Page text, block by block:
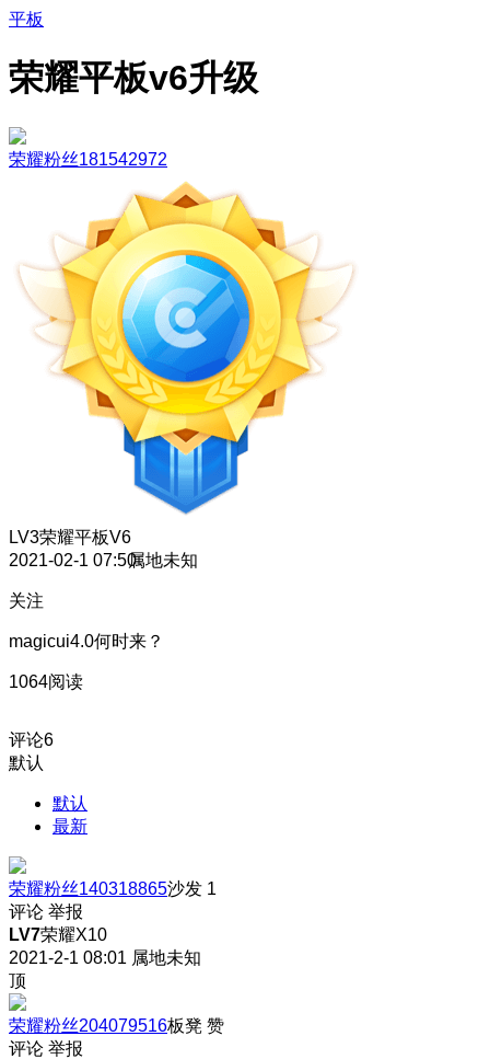
平板
荣耀平板v6升级
荣耀粉丝181542972
LV3荣耀平板V6
2021-02-1 07:50属地未知
关注
magicui4.0何时来？
1064阅读
评论6
默认
默认
最新
荣耀粉丝140318865沙发 1
评论 举报
LV7荣耀X10
2021-2-1 08:01 属地未知
顶
荣耀粉丝204079516板凳 赞
评论 举报